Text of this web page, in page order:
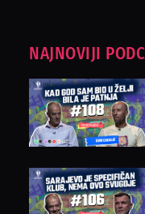
NAJNOVIJI